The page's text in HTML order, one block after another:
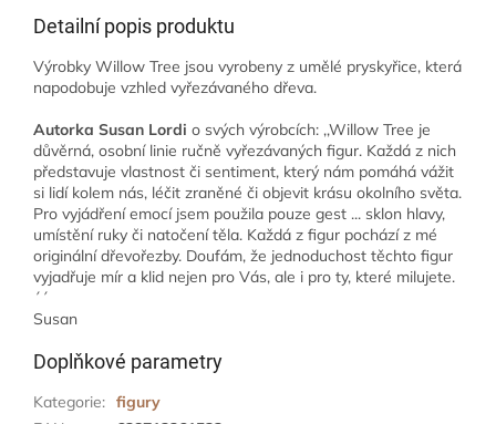
Detailní popis produktu
Výrobky Willow Tree jsou vyrobeny z umělé pryskyřice, která
napodobuje vzhled vyřezávaného dřeva.
Autorka Susan Lordi o svých výrobcích: ,,Willow Tree je
důvěrná, osobní linie ručně vyřezávaných figur. Každá z nich
představuje vlastnost či sentiment, který nám pomáhá vážit
si lidí kolem nás, léčit zraněné či objevit krásu okolního světa.
Pro vyjádření emocí jsem použila pouze gest ... sklon hlavy,
umístění ruky či natočení těla. Každá z figur pochází z mé
originální dřevořezby. Doufám, že jednoduchost těchto figur
vyjadřuje mír a klid nejen pro Vás, ale i pro ty, které milujete.
´´
Susan
Doplňkové parametry
Kategorie: figury